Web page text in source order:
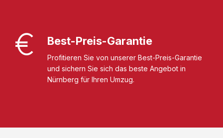
Best-Preis-Garantie
Profitieren Sie von unserer Best-Preis-Garantie
und sichern Sie sich das beste Angebot in
Nürnberg für Ihren Umzug.